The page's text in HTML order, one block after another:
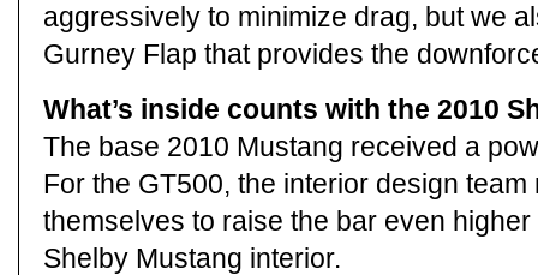
aggressively to minimize drag, but we
Gurney Flap that provides the
What’s inside counts with the 2010
The base 2010 Mustang received a
For the GT500, the interior design
themselves to raise the bar even
Shelby Mustang interior.